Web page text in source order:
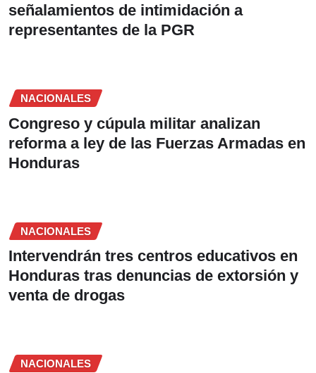
señalamientos de intimidación a
representantes de la PGR
NACIONALES
Congreso y cúpula militar analizan
reforma a ley de las Fuerzas Armadas en
Honduras
NACIONALES
Intervendrán tres centros educativos en
Honduras tras denuncias de extorsión y
venta de drogas
NACIONALES